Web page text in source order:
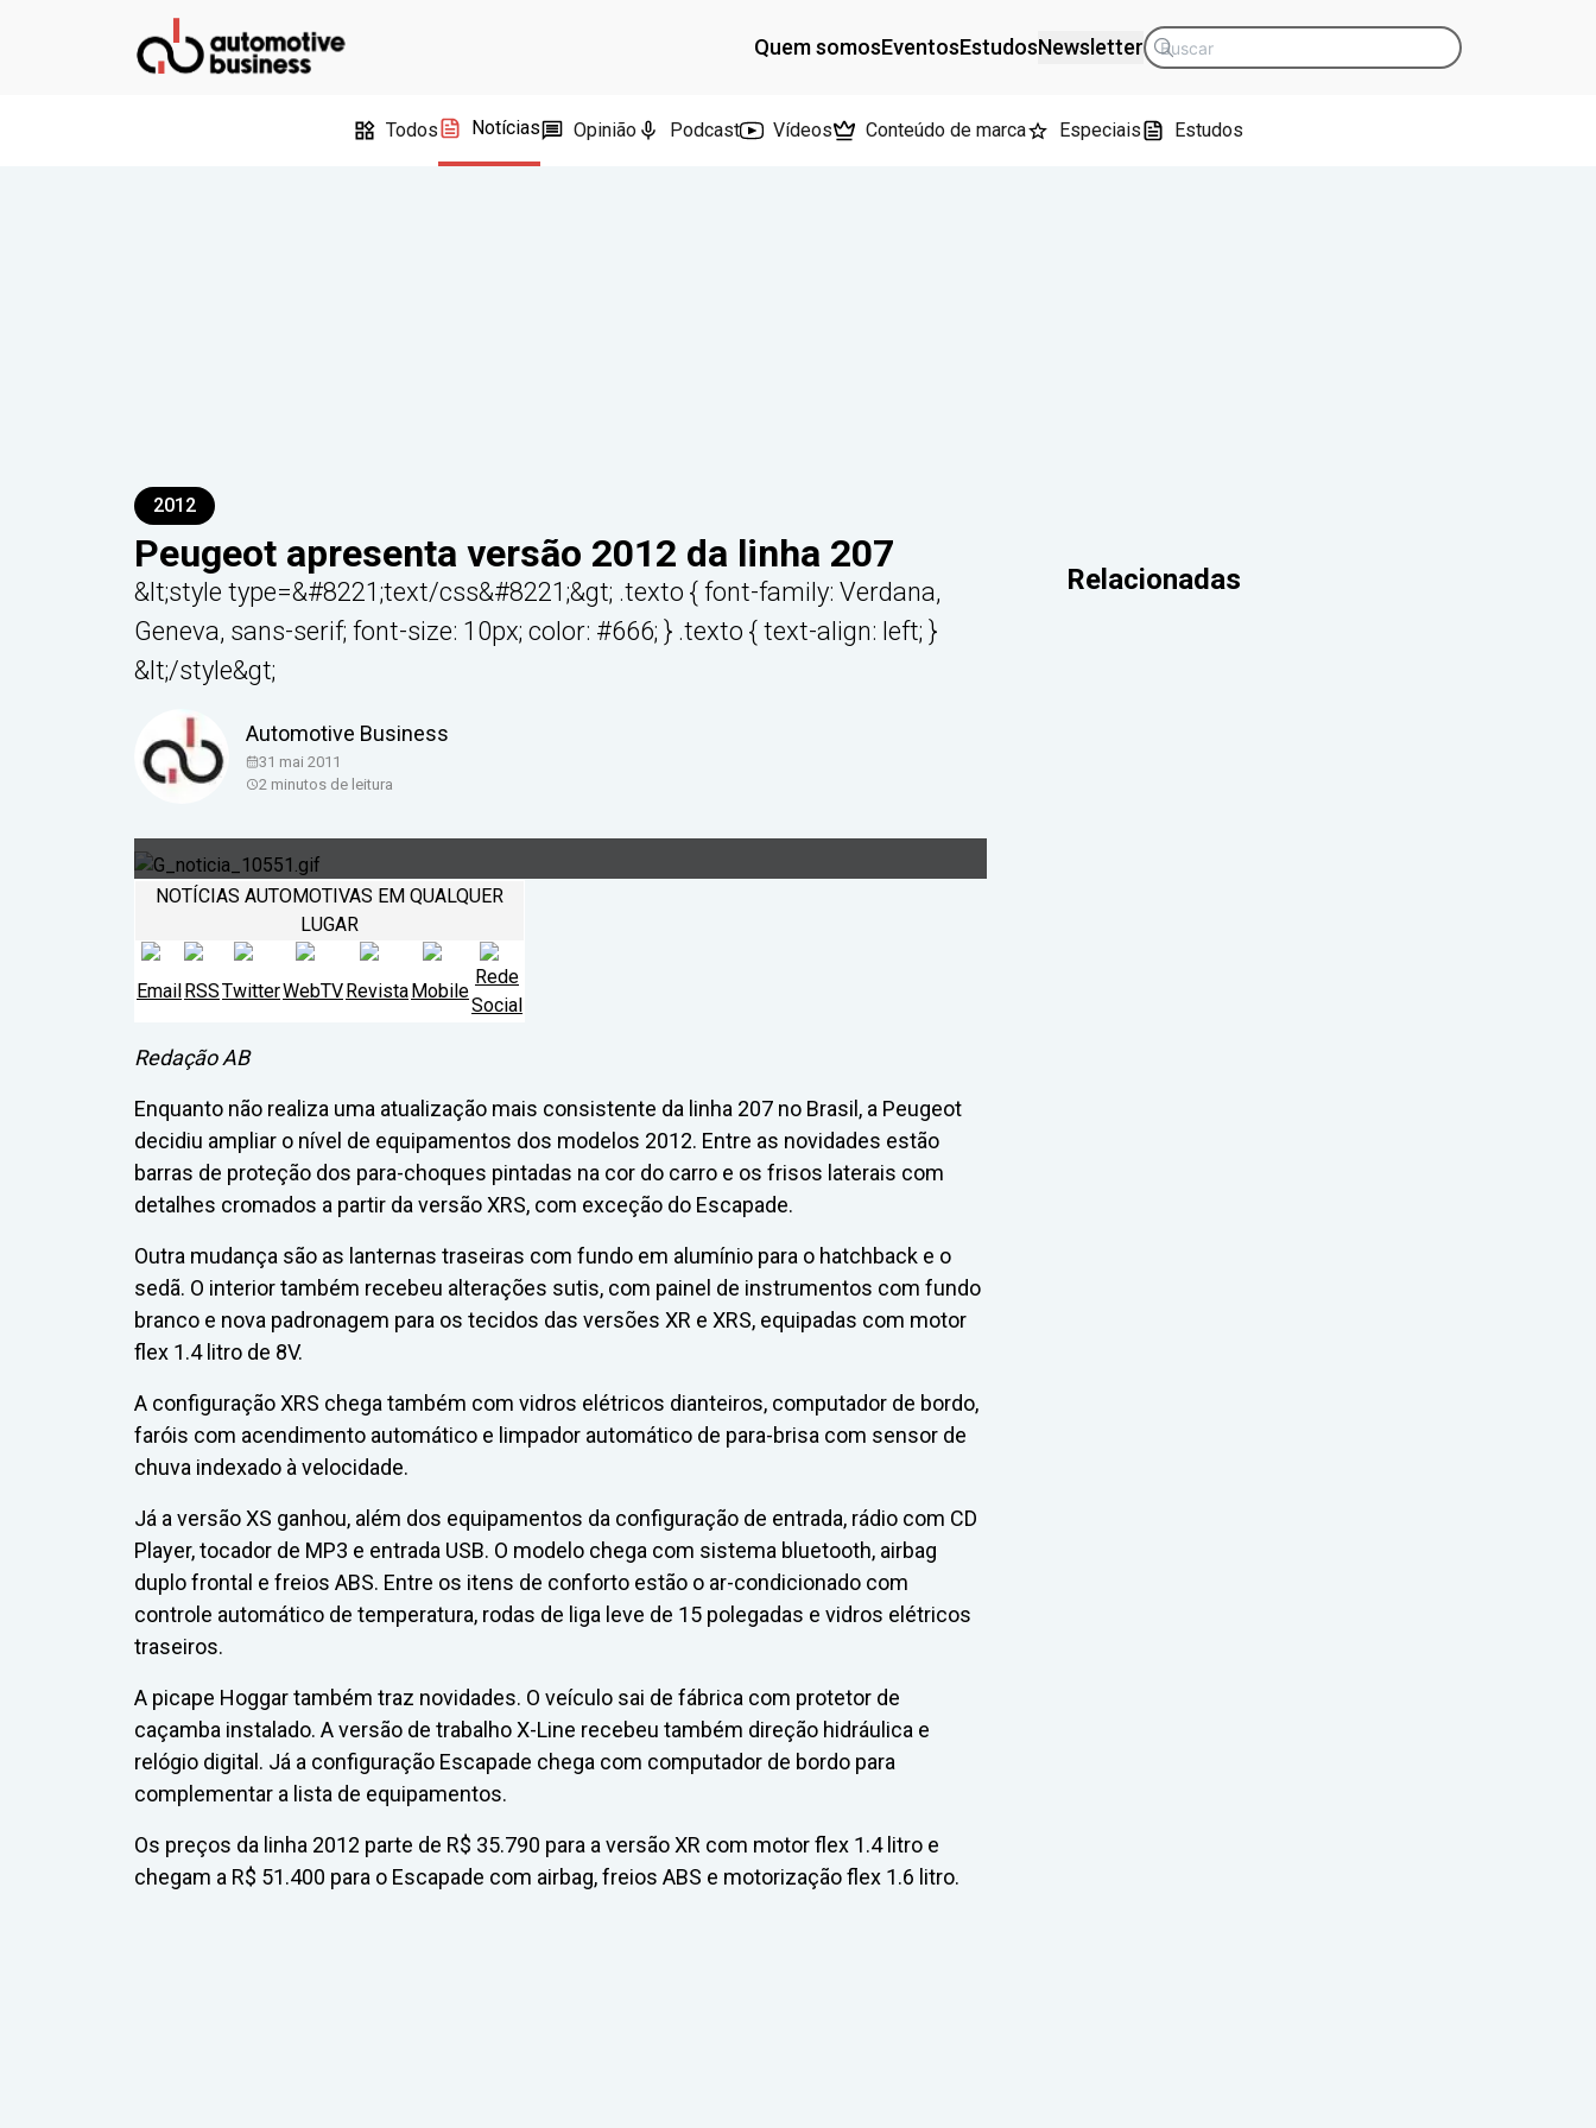
Quem somosEventosEstudosNewsletter
Todos Notícias Opinião Podcast Vídeos Conteúdo de marca Especiais Estudos
2012
Peugeot apresenta versão 2012 da linha 207
&lt;style type=&#8221;text/css&#8221;&gt; .texto { font-family: Verdana,
Geneva, sans-serif; font-size: 10px; color: #666; } .texto { text-align: left; }
&lt;/style&gt;
Automotive Business
31 mai 2011
2 minutos de leitura
NOTÍCIAS AUTOMOTIVAS EM QUALQUER
LUGAR
EmailRSSTwitterWebTVRevistaMobile
Rede
Social
Redação AB
Enquanto não realiza uma atualização mais consistente da linha 207 no Brasil, a Peugeot
decidiu ampliar o nível de equipamentos dos modelos 2012. Entre as novidades estão
barras de proteção dos para-choques pintadas na cor do carro e os frisos laterais com
detalhes cromados a partir da versão XRS, com exceção do Escapade.
Outra mudança são as lanternas traseiras com fundo em alumínio para o hatchback e o
sedã. O interior também recebeu alterações sutis, com painel de instrumentos com fundo
branco e nova padronagem para os tecidos das versões XR e XRS, equipadas com motor
flex 1.4 litro de 8V.
A configuração XRS chega também com vidros elétricos dianteiros, computador de bordo,
faróis com acendimento automático e limpador automático de para-brisa com sensor de
chuva indexado à velocidade.
Já a versão XS ganhou, além dos equipamentos da configuração de entrada, rádio com CD
Player, tocador de MP3 e entrada USB. O modelo chega com sistema bluetooth, airbag
duplo frontal e freios ABS. Entre os itens de conforto estão o ar-condicionado com
controle automático de temperatura, rodas de liga leve de 15 polegadas e vidros elétricos
traseiros.
A picape Hoggar também traz novidades. O veículo sai de fábrica com protetor de
caçamba instalado. A versão de trabalho X-Line recebeu também direção hidráulica e
relógio digital. Já a configuração Escapade chega com computador de bordo para
complementar a lista de equipamentos.
Os preços da linha 2012 parte de R$ 35.790 para a versão XR com motor flex 1.4 litro e
chegam a R$ 51.400 para o Escapade com airbag, freios ABS e motorização flex 1.6 litro.
Relacionadas